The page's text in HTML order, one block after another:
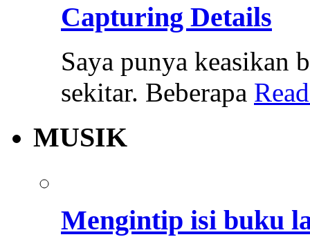
Capturing Details
Saya punya keasikan
sekitar. Beberapa
MUSIK
Mengintip isi buku